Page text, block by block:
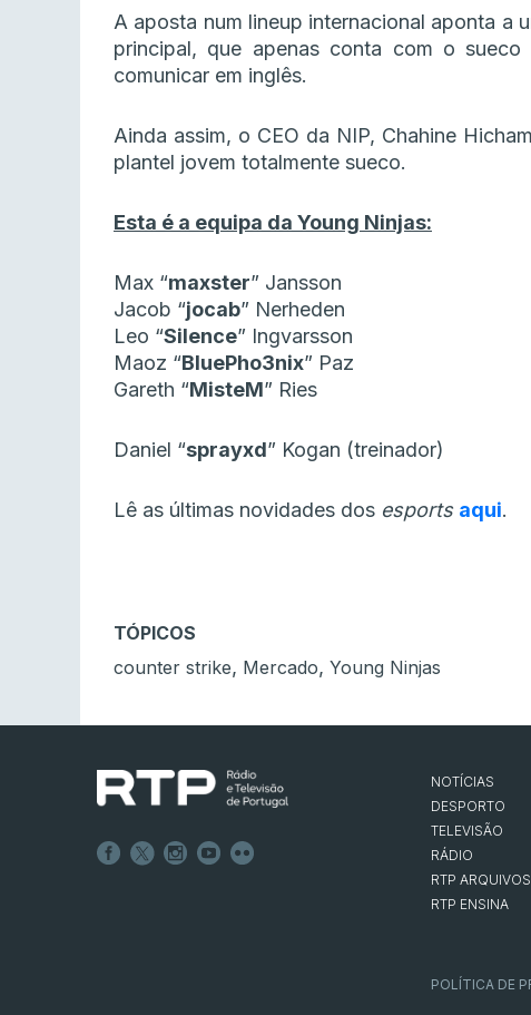
A aposta num lineup internacional aponta a
principal, que apenas conta com o sueco
comunicar em inglês.
Ainda assim, o CEO da NIP, Chahine
plantel jovem totalmente sueco.
Esta é a equipa da Young Ninjas:
Max “⁠maxster⁠” Jansson
Jacob “⁠jocab⁠” Nerheden
Leo “⁠Silence⁠” Ingvarsson
Maoz “⁠BluePho3nix⁠” Paz
Gareth “⁠MisteM⁠” Ries
Daniel “⁠sprayxd⁠” Kogan (treinador)
Lê as últimas novidades dos esports aqui.
TÓPICOS
counter strike, Mercado, Young Ninjas
NOTÍCIAS
DESPORTO
TELEVISÃO
RÁDIO
RTP ARQUIVOS
RTP ENSINA
POLÍTICA DE